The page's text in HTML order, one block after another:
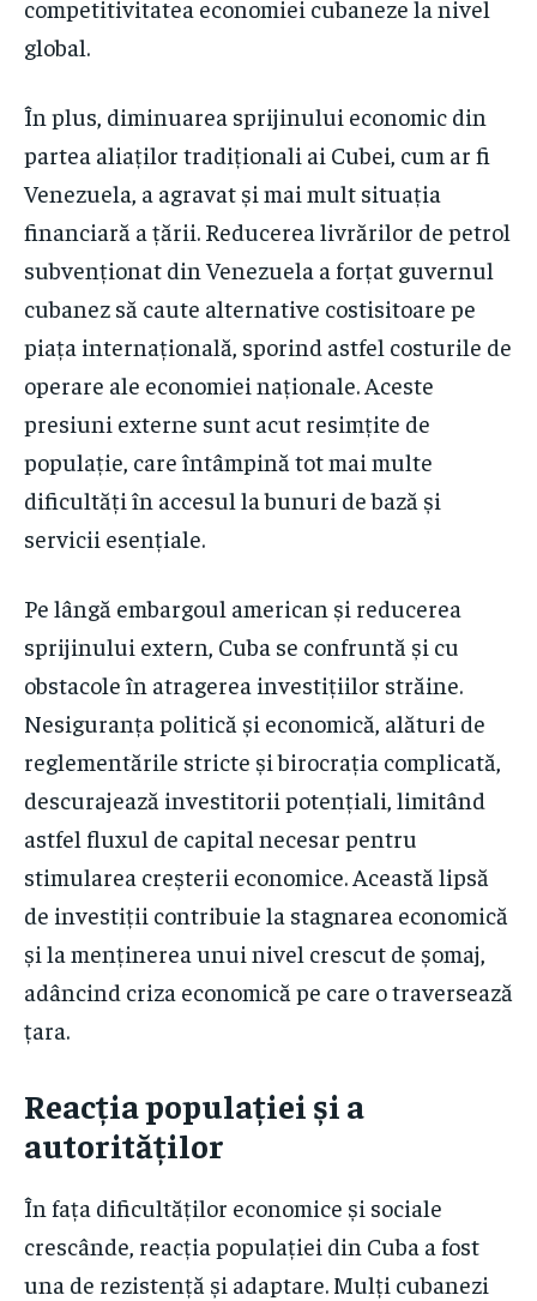
competitivitatea economiei cubaneze la nivel
global.
În plus, diminuarea sprijinului economic din
partea aliaților tradiționali ai Cubei, cum ar fi
Venezuela, a agravat și mai mult situația
financiară a țării. Reducerea livrărilor de petrol
subvenționat din Venezuela a forțat guvernul
cubanez să caute alternative costisitoare pe
piața internațională, sporind astfel costurile de
operare ale economiei naționale. Aceste
presiuni externe sunt acut resimțite de
populație, care întâmpină tot mai multe
dificultăți în accesul la bunuri de bază și
servicii esențiale.
Pe lângă embargoul american și reducerea
sprijinului extern, Cuba se confruntă și cu
obstacole în atragerea investițiilor străine.
Nesiguranța politică și economică, alături de
reglementările stricte și birocrația complicată,
descurajează investitorii potențiali, limitând
astfel fluxul de capital necesar pentru
stimularea creșterii economice. Această lipsă
de investiții contribuie la stagnarea economică
și la menținerea unui nivel crescut de șomaj,
adâncind criza economică pe care o traversează
țara.
Reacția populației și a
autorităților
În fața dificultăților economice și sociale
crescânde, reacția populației din Cuba a fost
una de rezistență și adaptare. Mulți cubanezi